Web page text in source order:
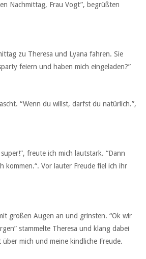
Nachmittag, Frau Vogt”, begrüßten
zu Theresa und Lyana fahren. Sie
feiern und haben mich eingeladen?”
“Wenn du willst, darfst du natürlich.”,
freute ich mich lautstark. “Dann
kommen.“. Vor lauter Freude fiel ich ihr
großen Augen an und grinsten. “Ok wir
stammelte Theresa und klang dabei
mich und meine kindliche Freude.